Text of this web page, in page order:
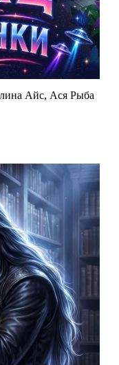
Айс, Ася Рыба